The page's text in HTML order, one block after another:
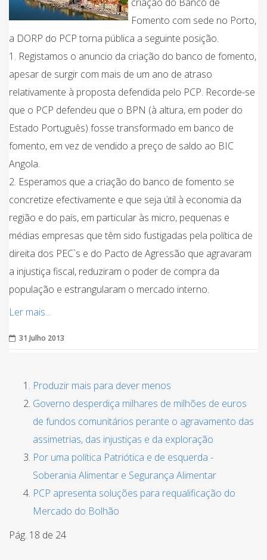
Fomento com sede no Porto,
a DORP do PCP torna pública a seguinte posição.
1. Registamos o anuncio da criação do banco de fomento,
apesar de surgir com mais de um ano de atraso
relativamente à proposta defendida pelo PCP. Recorde-se
que o PCP defendeu que o BPN (à altura, em poder do
Estado Português) fosse transformado em banco de
fomento, em vez de vendido a preço de saldo ao BIC
Angola.
2. Esperamos que a criação do banco de fomento se
concretize efectivamente e que seja útil à economia da
região e do país, em particular às micro, pequenas e
médias empresas que têm sido fustigadas pela política de
direita dos PEC`s e do Pacto de Agressão que agravaram
a injustiça fiscal, reduziram o poder de compra da
população e estrangularam o mercado interno.
Ler mais...
31 Julho 2013
Produzir mais para dever menos
Governo desperdiça milhares de milhões de euros
de fundos comunitários perante o agravamento das
assimetrias, das injustiças e da exploração
Por uma política Patriótica e de esquerda -
Soberania Alimentar e Segurança Alimentar
PCP apresenta soluções para requalificação do
Mercado do Bolhão
Pág. 18 de 24